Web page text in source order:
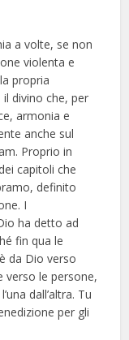
a volte, se non
violenta e
propria
divino che, per
armonia e
anche sul
Proprio in
capitoli che
definito
I
ha detto ad
fin qua le
da Dio verso
verso le persone,
dall’altra. Tu
per gli